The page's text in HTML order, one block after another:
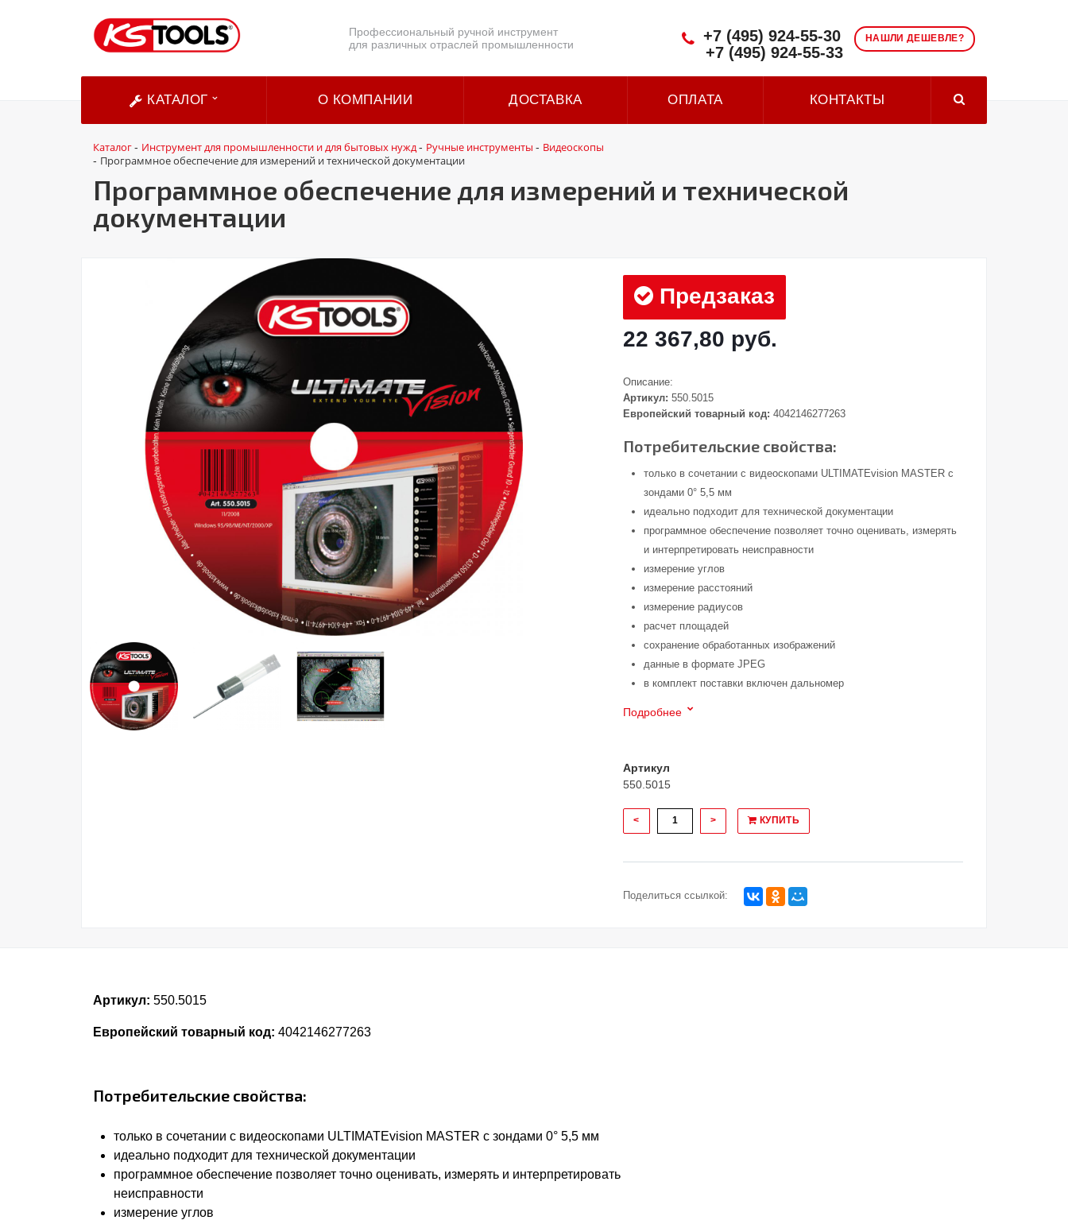
Профессиональный ручной инструмент
для различных отраслей промышленности
НАШЛИ ДЕШЕВЛЕ?
+7 (495) 924-55-30
+7 (495) 924-55-33
КАТАЛОГ О КОМПАНИИ ДОСТАВКА ОПЛАТА КОНТАКТЫ
Каталог- Инструмент для промышленности и для бытовых нужд- Ручные инструменты - Видеоскопы
- Программное обеспечение для измерений и технической документации
Программное обеспечение для измерений и технической
документации
Предзаказ
22 367,80 руб.
Описание:
Артикул: 550.5015
Европейский товарный код: 4042146277263
Потребительские свойства:
только в сочетании с видеоскопами ULTIMATEvision MASTER с
зондами 0° 5,5 мм
идеально подходит для технической документации
программное обеспечение позволяет точно оценивать, измерять
и интерпретировать неисправности
измерение углов
измерение расстояний
измерение радиусов
расчет площадей
сохранение обработанных изображений
данные в формате JPEG
в комплект поставки включен дальномер
Подробнее
Артикул
550.5015
< > КУПИТЬ
Поделиться ссылкой:
Артикул: 550.5015
Европейский товарный код: 4042146277263
Потребительские свойства:
только в сочетании с видеоскопами ULTIMATEvision MASTER с зондами 0° 5,5 мм
идеально подходит для технической документации
программное обеспечение позволяет точно оценивать, измерять и интерпретировать
неисправности
измерение углов